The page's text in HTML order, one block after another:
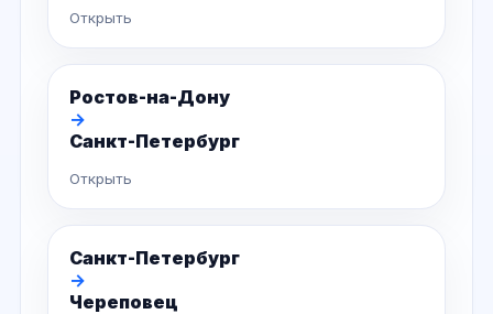
Открыть
Ростов-на-Дону
→
Санкт-Петербург
Открыть
Санкт-Петербург
→
Череповец